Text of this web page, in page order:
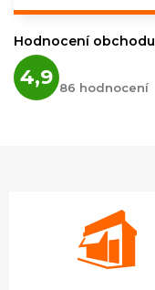
Hodnocení obchodu
4,9 hodnocení
obchodu
86 hodnocení